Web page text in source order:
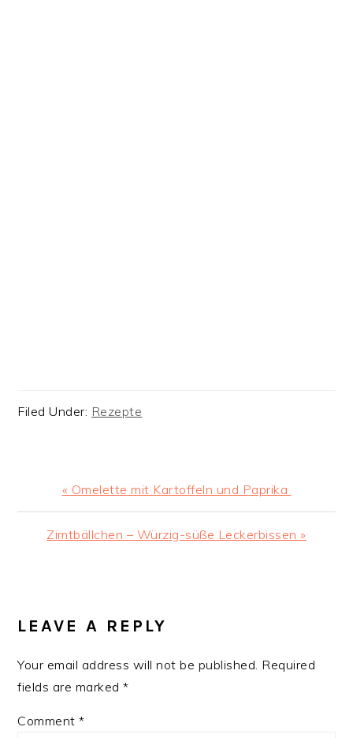
Filed Under: Rezepte
Previous
Post:
« Omelette mit Kartoffeln und Paprika ️
Next
Zimtbällchen – Würzig-süße Leckerbissen »
INTERACTIONS
LEAVE A REPLY
Your email address will not be published. Required
fields are marked*
Comment*